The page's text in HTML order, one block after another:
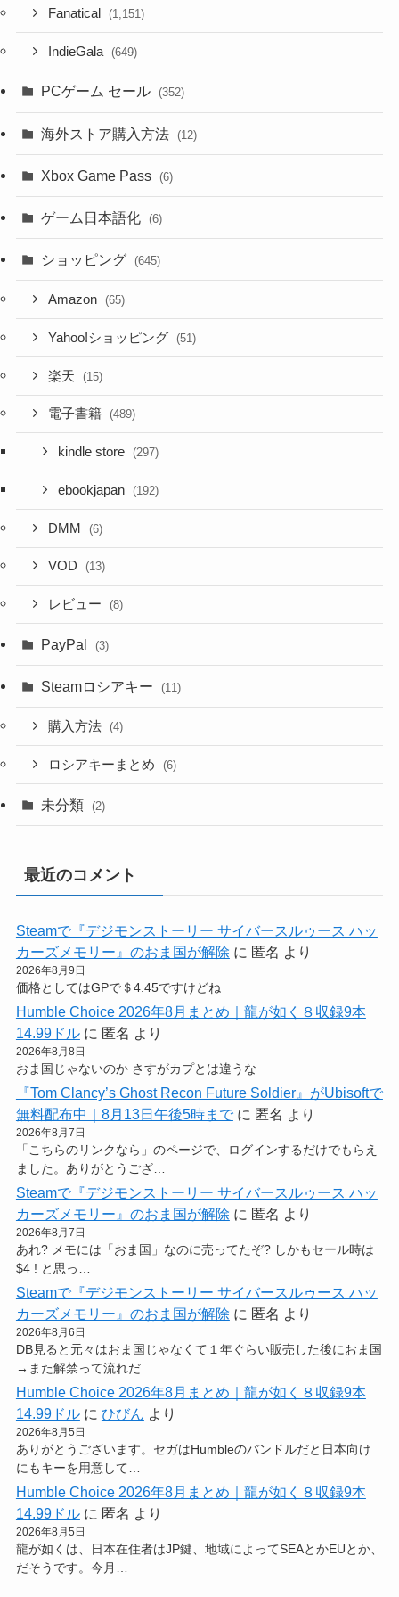
Fanatical (1,151)
IndieGala (649)
PCゲーム セール (352)
海外ストア購入方法 (12)
Xbox Game Pass (6)
ゲーム日本語化 (6)
ショッピング (645)
Amazon (65)
Yahoo!ショッピング (51)
楽天 (15)
電子書籍 (489)
kindle store (297)
ebookjapan (192)
DMM (6)
VOD (13)
レビュー (8)
PayPal (3)
Steamロシアキー (11)
購入方法 (4)
ロシアキーまとめ (6)
未分類 (2)
最近のコメント
Steamで『デジモンストーリー サイバースルゥース ハッ
カーズメモリー』のおま国が解除 に 匿名 より
2026年8月9日
価格としてはGPで＄4.45ですけどね
Humble Choice 2026年8月まとめ｜龍が如く８収録9本
14.99ドルに 匿名 より
2026年8月8日
おま国じゃないのか さすがカプとは違うな
『Tom Clancy’s Ghost Recon Future Soldier』がUbisoftで
無料配布中｜8月13日午後5時までに 匿名 より
2026年8月7日
「こちらのリンクなら」のページで、ログインするだけでもらえ
ました。ありがとうござ…
Steamで『デジモンストーリー サイバースルゥース ハッ
カーズメモリー』のおま国が解除 に 匿名 より
2026年8月7日
あれ? メモには「おま国」なのに売ってたぞ? しかもセール時は
$4 ! と思っ…
Steamで『デジモンストーリー サイバースルゥース ハッ
カーズメモリー』のおま国が解除 に 匿名 より
2026年8月6日
DB見ると元々はおま国じゃなくて１年ぐらい販売した後におま国
→また解禁って流れだ…
Humble Choice 2026年8月まとめ｜龍が如く８収録9本
14.99ドルに ひびん より
2026年8月5日
ありがとうございます。セガはHumbleのバンドルだと日本向け
にもキーを用意して…
Humble Choice 2026年8月まとめ｜龍が如く８収録9本
14.99ドルに 匿名 より
2026年8月5日
龍が如くは、日本在住者はJP鍵、地域によってSEAとかEUとか、
だそうです。今月…